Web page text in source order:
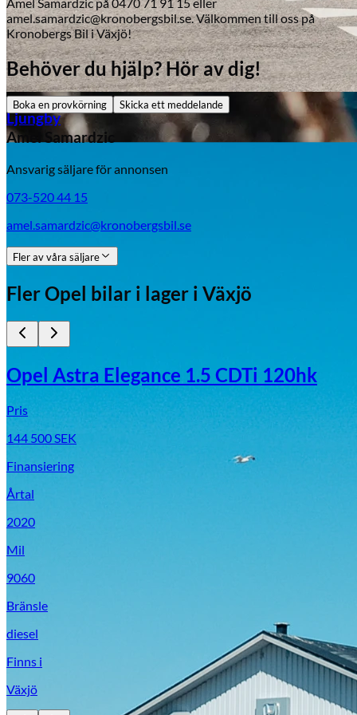
Aixiam
Honda
Ljungby
Amel Samardzic på 0470 71 91 15 eller
amel.samardzic@kronobergsbil.se. Välkommen till oss på
Kronobergs Bil i Växjö!
Behöver du hjälp? Hör av dig!
Boka en provkörning Skicka ett meddelande
Amel Samardzic
Ansvarig säljare för annonsen
073-520 44 15
amel.samardzic@kronobergsbil.se
Fler av våra säljare
FlerOpel bilar i lager i Växjö
Opel Astra Elegance 1.5 CDTi 120hk
Pris
144 500SEK
Finansiering
Årtal
2020
Mil
9060
Bränsle
diesel
Finns i
Växjö